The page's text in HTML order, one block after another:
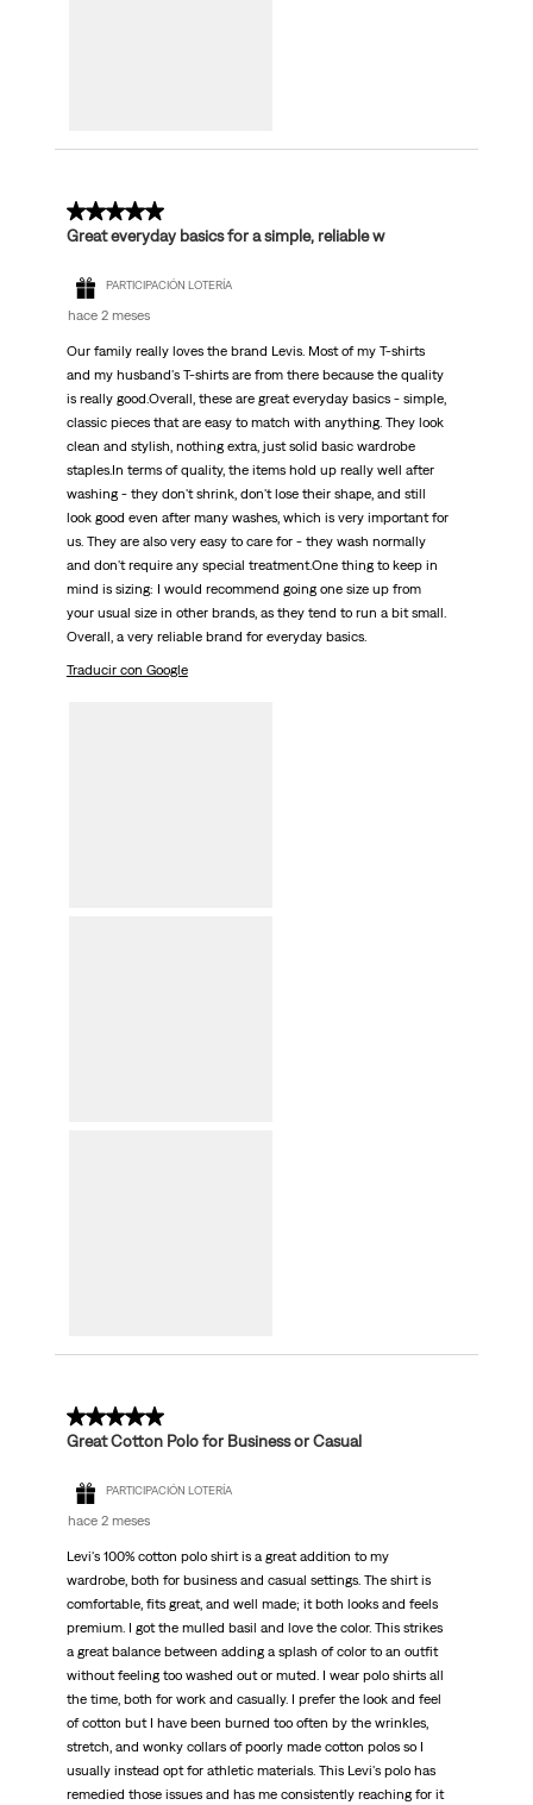
5 de 5 estrellas.
Great everyday basics for a simple, reliable w
PARTICIPACIÓN LOTERÍA
hace 2 meses
Our family really loves the brand Levis. Most of my T-shirts
and my husband's T-shirts are from there because the quality
is really good.Overall, these are great everyday basics - simple,
classic pieces that are easy to match with anything. They look
clean and stylish, nothing extra, just solid basic wardrobe
staples.In terms of quality, the items hold up really well after
washing - they don't shrink, don't lose their shape, and still
look good even after many washes, which is very important for
us. They are also very easy to care for - they wash normally
and don't require any special treatment.One thing to keep in
mind is sizing: I would recommend going one size up from
your usual size in other brands, as they tend to run a bit small.
Overall, a very reliable brand for everyday basics.
Traducir con Google
5 de 5 estrellas.
Great Cotton Polo for Business or Casual
PARTICIPACIÓN LOTERÍA
hace 2 meses
Levi's 100% cotton polo shirt is a great addition to my
wardrobe, both for business and casual settings. The shirt is
comfortable, fits great, and well made; it both looks and feels
premium. I got the mulled basil and love the color. This strikes
a great balance between adding a splash of color to an outfit
without feeling too washed out or muted. I wear polo shirts all
the time, both for work and casually. I prefer the look and feel
of cotton but I have been burned too often by the wrinkles,
stretch, and wonky collars of poorly made cotton polos so I
usually instead opt for athletic materials. This Levi's polo has
remedied those issues and has me consistently reaching for it